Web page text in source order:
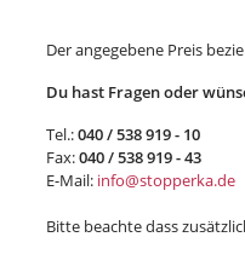
Der angegebene Preis
Du hast Fragen oder
Tel.:040 / 538 919 - 10
Fax:040 / 538 919 - 43
E-Mail: info@stopperka.de
Bitte beachte dass